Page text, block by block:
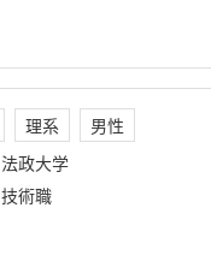
理系
男性
法政大学
技術職